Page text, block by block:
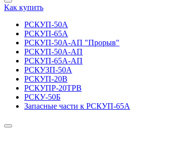
Как купить
РСКУП-50А
РСКУП-65А
РСКУП-50А-АП "Прорыв"
РСКУП-50А-АП
РСКУП-65А-АП
РСКУЗП-50А
РСКУП-20В
РСКУПР-20ТРВ
РСКУ-50Б
Запасные части к РСКУП-65А